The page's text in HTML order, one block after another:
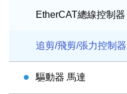
EtherCAT總線控制器
追剪/飛剪/張力控制器
驅動器 馬達